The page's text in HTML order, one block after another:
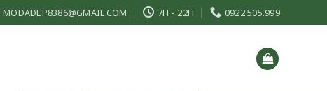
MODADEP8386@GMAIL.COM 7H - 22H 0922.505.999